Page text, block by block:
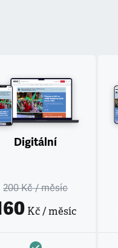
Digitální
200 Kč/ měsíc
Kč / měsíc